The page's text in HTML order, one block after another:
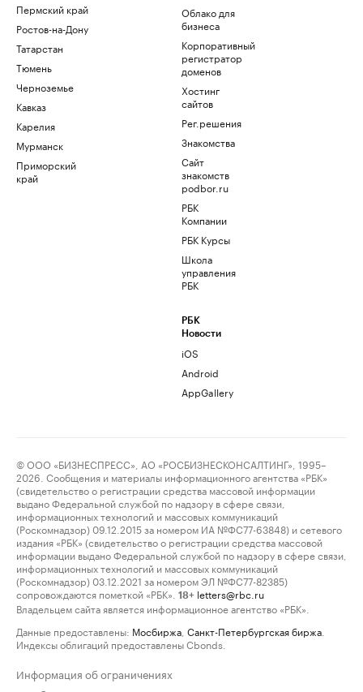
Пермский край
Ростов-на-Дону
Татарстан
Тюмень
Черноземье
Кавказ
Карелия
Мурманск
Приморский
край
Облако для
бизнеса
Корпоративный
регистратор
доменов
Хостинг
сайтов
Рег.решения
Знакомства
Сайт
знакомств
podbor.ru
РБК
Компании
РБК Курсы
Школа
управления
РБК
РБК
Новости
iOS
Android
AppGallery
© ООО «БИЗНЕСПРЕСС», АО «РОСБИЗНЕСКОНСАЛТИНГ», 1995–
2026. Сообщения и материалы информационного агентства «РБК»
(свидетельство о регистрации средства массовой информации
выдано Федеральной службой по надзору в сфере связи,
информационных технологий и массовых коммуникаций
(Роскомнадзор) 09.12.2015 за номером ИА №ФС77-63848) и сетевого
издания «РБК» (свидетельство о регистрации средства массовой
информации выдано Федеральной службой по надзору в сфере связи,
информационных технологий и массовых коммуникаций
(Роскомнадзор) 03.12.2021 за номером ЭЛ №ФС77-82385)
сопровождаются пометкой «РБК».
18+ letters@rbc.ru
Владельцем сайта является информационное агентство «РБК».
Данные предоставлены: Мосбиржа Санкт-Петербургская биржа
Индексы облигаций предоставлены Cbonds.
Информация об ограничениях